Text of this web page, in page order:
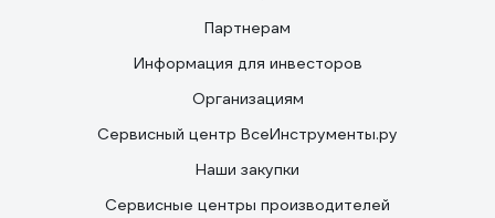
Партнерам
Информация для инвесторов
Организациям
Сервисный центр ВсеИнструменты.ру
Наши закупки
Сервисные центры производителей